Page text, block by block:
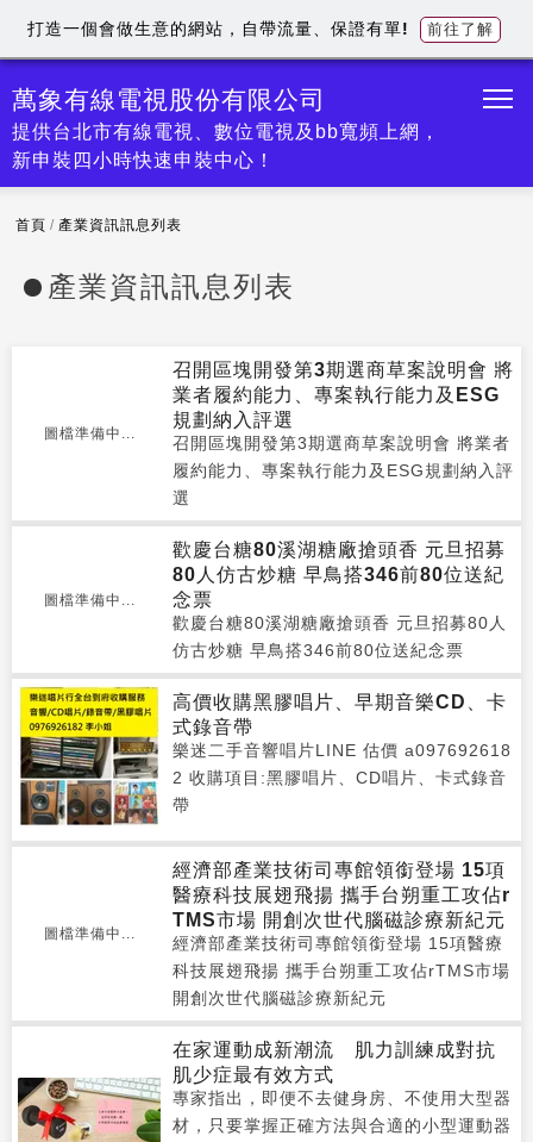
萬象有線電視股份有限公司
提供台北市有線電視、數位電視及bb寬頻上網，
新申裝四小時快速申裝中心！
首頁 / 產業資訊訊息列表
產業資訊訊息列表
圖檔準備中...
召開區塊開發第3期選商草案說明會 將
業者履約能力、專案執行能力及ESG
規劃納入評選
召開區塊開發第3期選商草案說明會 將業者
履約能力、專案執行能力及ESG規劃納入評
選
圖檔準備中...
歡慶台糖80溪湖糖廠搶頭香 元旦招募
80人仿古炒糖 早鳥搭346前80位送紀
念票
歡慶台糖80溪湖糖廠搶頭香 元旦招募80人
仿古炒糖 早鳥搭346前80位送紀念票
高價收購黑膠唱片、早期音樂CD、卡
式錄音帶
樂迷二手音響唱片LINE 估價 a097692618
2 收購項目:黑膠唱片、CD唱片、卡式錄音
帶
圖檔準備中...
經濟部產業技術司專館領銜登場 15項
醫療科技展翅飛揚 攜手台朔重工攻佔r
TMS市場 開創次世代腦磁診療新紀元
經濟部產業技術司專館領銜登場 15項醫療
科技展翅飛揚 攜手台朔重工攻佔rTMS市場
開創次世代腦磁診療新紀元
在家運動成新潮流 肌力訓練成對抗
肌少症最有效方式
專家指出，即便不去健身房、不使用大型器
材，只要掌握正確方法與合適的小型運動器
打造一個會做生意的網站，自帶流量、保證有單! 前往了解